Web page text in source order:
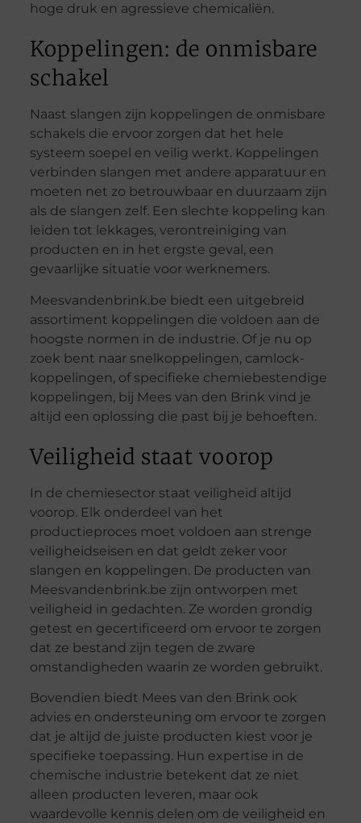
hoge druk en agressieve chemicaliën.
Koppelingen: de onmisbare
schakel
Naast slangen zijn koppelingen de onmisbare
schakels die ervoor zorgen dat het hele
systeem soepel en veilig werkt. Koppelingen
verbinden slangen met andere apparatuur en
moeten net zo betrouwbaar en duurzaam zijn
als de slangen zelf. Een slechte koppeling kan
leiden tot lekkages, verontreiniging van
producten en in het ergste geval, een
gevaarlijke situatie voor werknemers.
Meesvandenbrink.be biedt een uitgebreid
assortiment koppelingen die voldoen aan de
hoogste normen in de industrie. Of je nu op
zoek bent naar snelkoppelingen, camlock-
koppelingen, of specifieke chemiebestendige
koppelingen, bij Mees van den Brink vind je
altijd een oplossing die past bij je behoeften.
Veiligheid staat voorop
In de chemiesector staat veiligheid altijd
voorop. Elk onderdeel van het
productieproces moet voldoen aan strenge
veiligheidseisen en dat geldt zeker voor
slangen en koppelingen. De producten van
Meesvandenbrink.be zijn ontworpen met
veiligheid in gedachten. Ze worden grondig
getest en gecertificeerd om ervoor te zorgen
dat ze bestand zijn tegen de zware
omstandigheden waarin ze worden gebruikt.
Bovendien biedt Mees van den Brink ook
advies en ondersteuning om ervoor te zorgen
dat je altijd de juiste producten kiest voor je
specifieke toepassing. Hun expertise in de
chemische industrie betekent dat ze niet
alleen producten leveren, maar ook
waardevolle kennis delen om de veiligheid en